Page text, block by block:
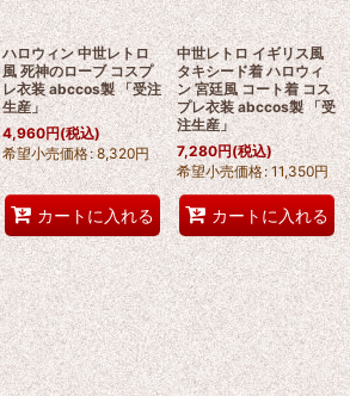
ハロウィン 中世レトロ
風 死神のローブ コスプ
レ衣装 abccos製 「受注
生産」
4,960円(税込)
希望小売価格: 8,320円
カートに入れる
中世レトロ イギリス風
タキシード着 ハロウィ
ン 宮廷風 コート着 コス
プレ衣装 abccos製 「受
注生産」
7,280円(税込)
希望小売価格: 11,350円
カートに入れる